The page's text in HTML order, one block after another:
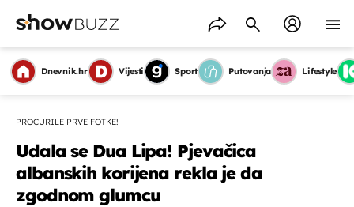
Dnevnik.hr Vijesti Sport Putovanja Lifestyle
PROCURILE PRVE FOTKE!
Udala se Dua Lipa! Pjevačica
albanskih korijena rekla je da
zgodnom glumcu